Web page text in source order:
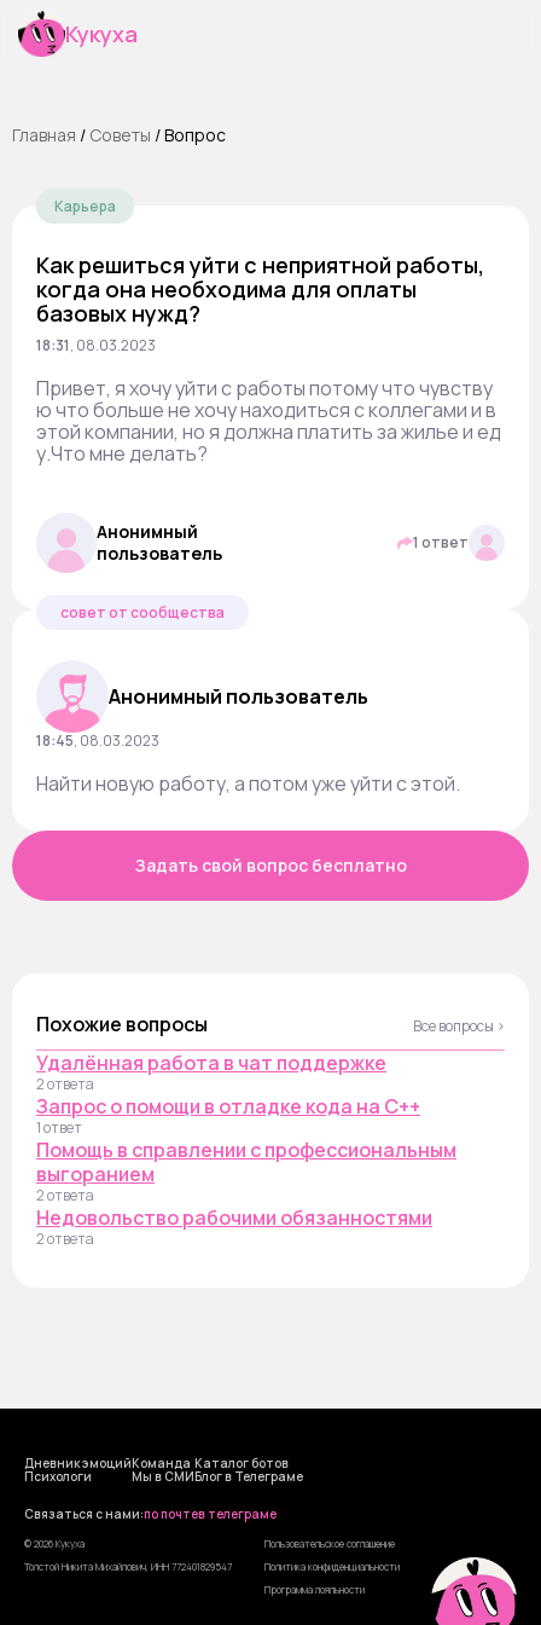
Кукуха
Главная / Cоветы /Вопрос
Карьера
Как решиться уйти с неприятной работы,
когда она необходима для оплаты
базовых нужд?
18:31, 08.03.2023
Привет, я хочу уйти с работы потому что чувству
ю что больше не хочу находиться с коллегами и в
этой компании, но я должна платить за жилье и ед
у.Что мне делать?
Анонимный
пользователь
1 ответ
совет от сообщества
Анонимный пользователь
18:45, 08.03.2023
Найти новую работу, а потом уже уйти с этой.
Задать свой вопрос бесплатно
Похожие вопросы Все вопросы ›
Удалённая работа в чат поддержке
2 ответа
Запрос о помощи в отладке кода на C++
1 ответ
Помощь в справлении с профессиональным
выгоранием
2 ответа
Недовольство рабочими обязанностями
2 ответа
Дневник эмоций
Психологи
Команда
Мы в СМИ
Каталог ботов
Блог в Телеграме
Cвязаться с нами:по почтев телеграме
© 2026 Кукуха
Толстой Никита Михайлович, ИНН 772401829547
Пользовательское соглашение
Политика конфиденциальности
Программа лояльности